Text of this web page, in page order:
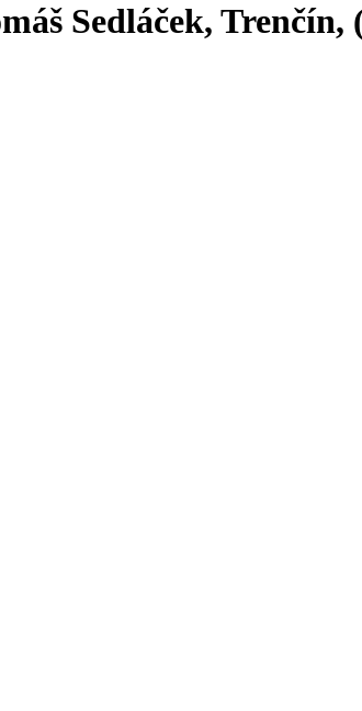
Sedláček, Trenčín,